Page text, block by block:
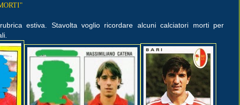
estiva. Stavolta voglio ricordare alcuni calciatori morti per